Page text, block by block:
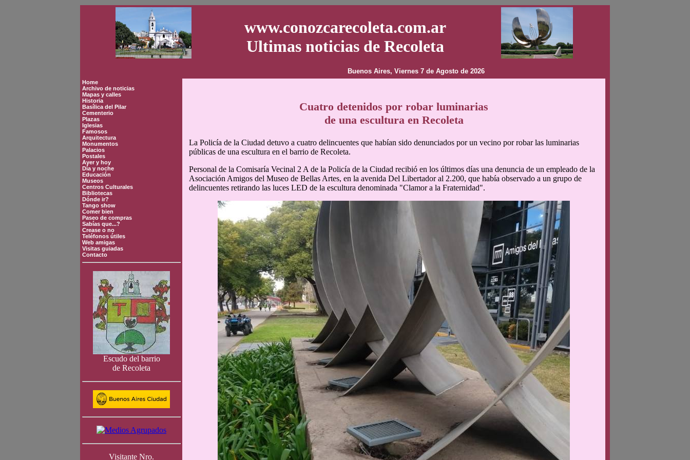
www.conozcarecoleta.com.ar
Ultimas noticias de Recoleta
Buenos Aires, Viernes 7 de Agosto de 2026
Home
Archivo de noticias
Mapas y calles
Historia
Basílica del Pilar
Cementerio
Plazas
Iglesias
Famosos
Arquitectura
Monumentos
Palacios
Postales
Ayer y hoy
Día y noche
Educación
Museos
Centros Culturales
Bibliotecas
Dónde ir?
Tango show
Comer bien
Paseo de compras
Sabías que...?
Crease o no
Teléfonos útiles
Web amigas
Visitas guiadas
Contacto
Escudo del barrio
de Recoleta
Visitante Nro.
Cuatro detenidos por robar luminarias
de una escultura en Recoleta
La Policía de la Ciudad detuvo a cuatro delincuentes que habían sido denunciados por un vecino por robar las luminarias
públicas de una escultura en el barrio de Recoleta.
Personal de la Comisaría Vecinal 2 A de la Policía de la Ciudad recibió en los últimos días una denuncia de un empleado de la
Asociación Amigos del Museo de Bellas Artes, en la avenida Del Libertador al 2.200, que había observado a un grupo de
delincuentes retirando las luces LED de la escultura denominada "Clamor a la Fraternidad".